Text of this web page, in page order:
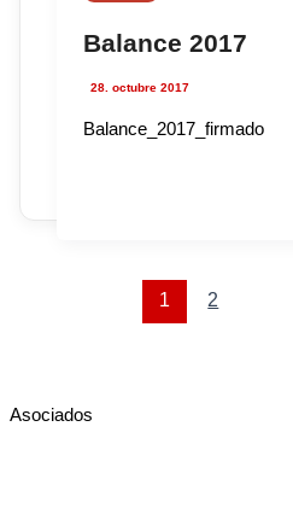
Balance 2017
28. octubre 2017
Balance_2017_firmado
1 2
Asociados